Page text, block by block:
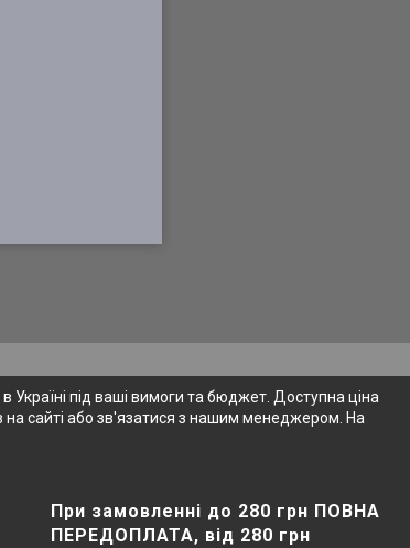
Україні під ваші вимоги та бюджет. Доступна ціна
на сайті або зв'язатися з нашим менеджером. На
При замовленні до 280 грн ПОВНА
ПЕРЕДОПЛАТА, від 280 грн